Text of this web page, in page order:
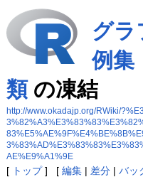
グラ
例集
類の凍結
http://www.okadajp.org/RWiki/
AE%E9%A1%9E
[ トップ] [ 編集| 差分| バッ